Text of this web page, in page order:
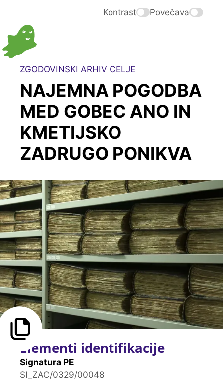
Kontrast Povečava
ZGODOVINSKI ARHIV CELJE
NAJEMNA POGODBA
MED GOBEC ANO IN
KMETIJSKO
ZADRUGO PONIKVA
Elementi identifikacije
Signatura PE
SI_ZAC/0329/00048